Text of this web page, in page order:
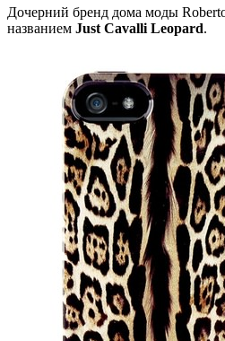
Дочерний бренд дома моды
названием Just Cavalli Leopard.